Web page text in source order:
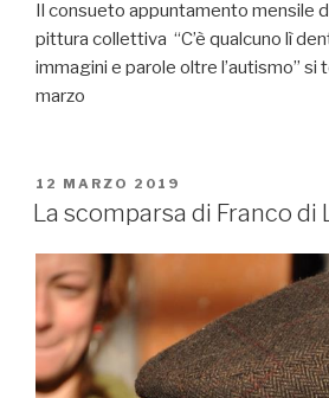
Il consueto appuntamento mensile
pittura collettiva “C’è qualcuno lì
immagini e parole oltre l’autismo” si
marzo
PUBBLICATO
IL
12 MARZO 2019
La scomparsa di Franco di